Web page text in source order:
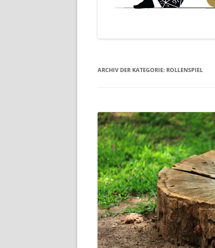
ARCHIV DER KATEGORIE: ROLLENSPIEL